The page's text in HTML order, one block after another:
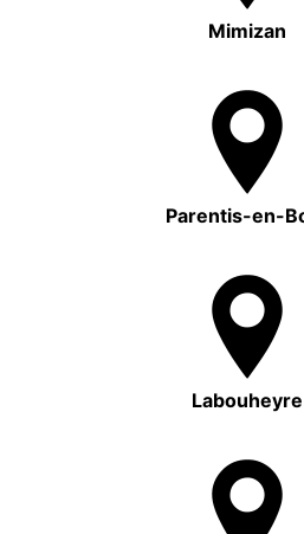
Mimizan
Parentis-en-
Labouheyre